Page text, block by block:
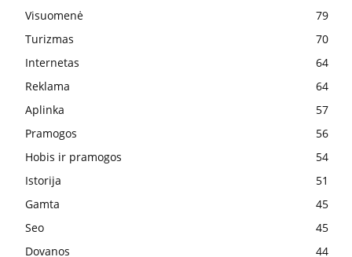
Visuomenė
79
Turizmas
70
Internetas
64
Reklama
64
Aplinka
57
Pramogos
56
Hobis ir pramogos
54
Istorija
51
Gamta
45
Seo
45
Dovanos
44